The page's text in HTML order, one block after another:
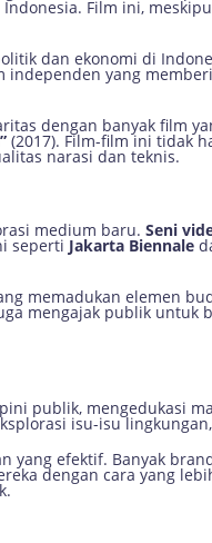
Film ini,
dan ekonomi di
yang
dengan banyak film
(2017). Film-film ini tidak
narasi dan teknis.
medium baru. Seni
seperti Jakarta Biennale
memadukan elemen
mengajak publik untuk
publik, mengedukasi
isu-isu
yang efektif. Banyak
dengan cara yang